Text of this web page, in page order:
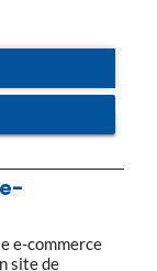
e-commerce
site de